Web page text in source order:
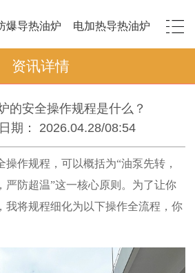
爆导热油炉 电加热导热油炉
资讯详情
的安全操作规程是什么？
期： 2026.04.28/08:54
作规程，可以概括为“油泵先转，
严防超温”这一核心原则。为了让你
我将规程细化为以下操作全流程，你